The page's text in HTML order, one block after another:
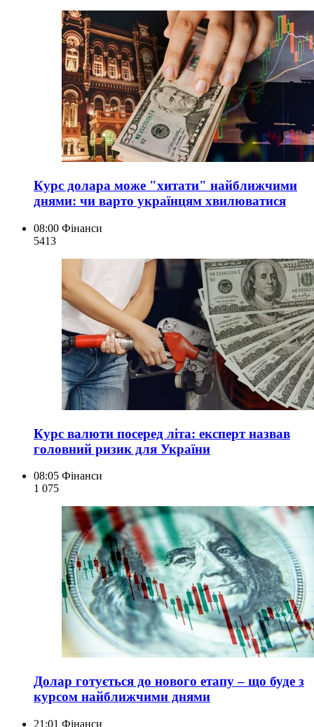
Курс долара може "хитати" найближчими
днями: чи варто українцям хвилюватися
08:00 Фінанси
5413
Курс валюти посеред літа: експерт назвав
головний ризик для України
08:05 Фінанси
1 075
Долар готується до нового етапу – що буде з
курсом найближчими днями
21:01 Фінанси